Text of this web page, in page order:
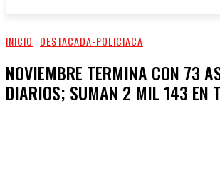
INICIO DESTACADA-POLICIACA
NOVIEMBRE TERMINA CON 73
DIARIOS; SUMAN 2 MIL 143 EN